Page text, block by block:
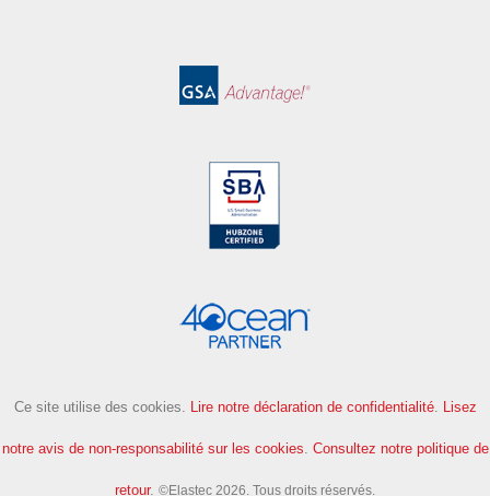
Ce site utilise des cookies. Lire notre déclaration de confidentialité. Lisez
notre avis de non-responsabilité sur les cookies. Consultez notre politique de
retour. ©Elastec 2026. Tous droits réservés.